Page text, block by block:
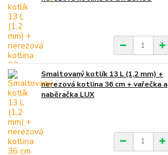
Smaltovaný kotlík 13 L (1,2 mm) +
nerezová kotlina 36 cm + vařečka a
naběračka LUX